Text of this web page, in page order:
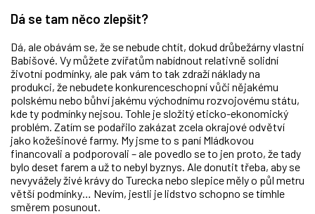
Dá se tam něco zlepšit?
Dá, ale obávám se, že se nebude chtít, dokud drůbežárny vlastní
Babišové. Vy můžete zvířatům nabídnout relativně solidní
životní podmínky, ale pak vám to tak zdraží náklady na
produkci, že nebudete konkurenceschopní vůči nějakému
polskému nebo bůhví jakému východnímu rozvojovému státu,
kde ty podmínky nejsou. Tohle je složitý eticko-ekonomický
problém. Zatím se podařilo zakázat zcela okrajové odvětví
jako kožešinové farmy. My jsme to s paní Mládkovou
financovali a podporovali – ale povedlo se to jen proto, že tady
bylo deset farem a už to nebyl byznys. Ale donutit třeba, aby se
nevyvážely živé krávy do Turecka nebo slepice měly o půl metru
větší podmínky… Nevím, jestli je lidstvo schopno se tímhle
směrem posunout.